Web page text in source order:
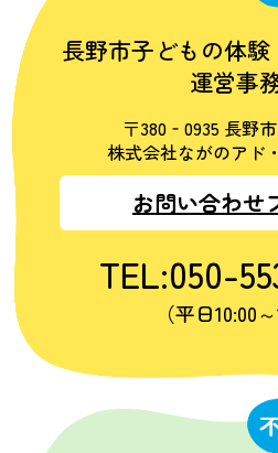
長野市子どもの体
運営事
〒380‐0935 長野
株式会社ながのアド
お問い合わせ
TEL:050-
（平日10:00～